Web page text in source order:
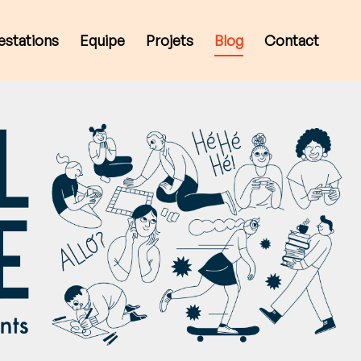
Equipe Projets Blog Contact